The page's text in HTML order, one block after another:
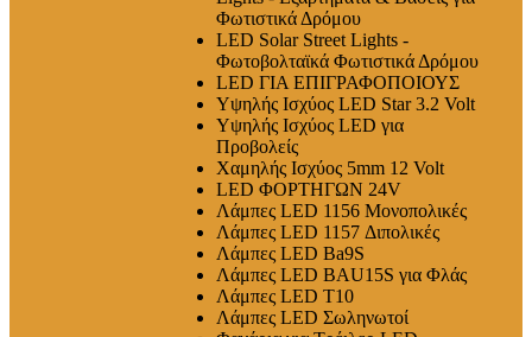
Φωτιστικά Δρόμου
LED Solar Street Lights -
Φωτοβολταϊκά Φωτιστικά Δρόμου
LED ΓΙΑ ΕΠΙΓΡΑΦΟΠΟΙΟΥΣ
Υψηλής Ισχύος LED Star 3.2 Volt
Υψηλής Ισχύος LED για
Προβολείς
Χαμηλής Ισχύος 5mm 12 Volt
LED ΦΟΡΤΗΓΩΝ 24V
Λάμπες LED 1156 Μονοπολικές
Λάμπες LED 1157 Διπολικές
Λάμπες LED Ba9S
Λάμπες LED BAU15S για Φλάς
Λάμπες LED T10
Λάμπες LED Σωληνωτοί